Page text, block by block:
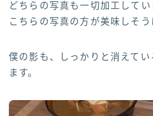
どちらの写真も一切加工してい
こちらの写真の方が美味しそう
僕の影も、しっかりと消えて
ます。